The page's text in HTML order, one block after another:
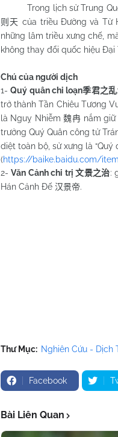
Trong lịch sử Trung Quốc,
则天 của triều Đường và Từ
những lâm triều xưng chế,
không thay đổi quốc hiệu Đại
Chú của người dịch
1-Quý quân chi loạn季君之乱
trở thành Tần Chiêu Tương
là Nguỵ Nhiễm魏冉 nắm
trưởng Quý Quân công tử
diệt toàn bộ, sử xưng là “Quý
(https://baike.baidu.com/item/
2-Văn Cảnh chi trị文景之治:
Hán Cảnh Đế 汉景帝.
Thư Mục: Nghiên Cứu - Dịch
Facebook
Bài Liên Quan